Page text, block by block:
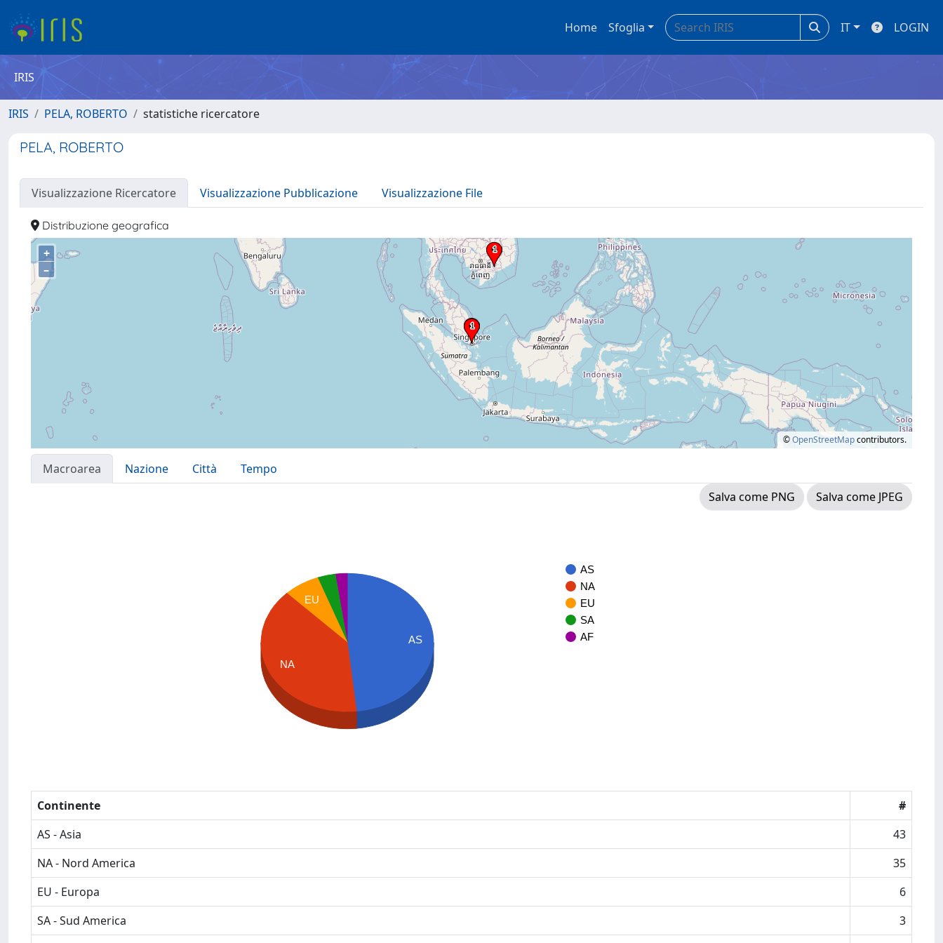
Home Sfoglia IT LOGIN
IRIS
IRIS PELA, ROBERTO statistiche ricercatore
PELA, ROBERTO
Visualizzazione Ricercatore Visualizzazione Pubblicazione Visualizzazione File
Distribuzione geografica
+
–
©OpenStreetMapcontributors.
Macroarea Nazione Città
Tempo
Salva come PNG
Salva come JPEG
AS
NA
EU
SA
AF
AS
EU
NA
Continente
#
AS - Asia
43
NA - Nord America
35
EU - Europa
6
SA - Sud America
3